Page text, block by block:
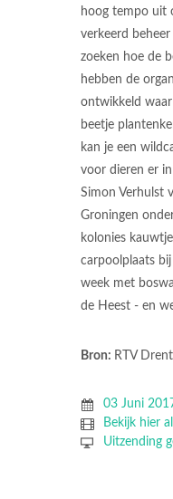
hoog tempo uit
verkeerd
zoeken hoe de
hebben de
ontwikkeld
beetje
kan je een
voor dieren er
Simon Verhulst
Groningen
kolonies
carpoolplaats
week met
de Heest - en
Bron: RTV
03 Juni
Bekijk hier
Uitzending